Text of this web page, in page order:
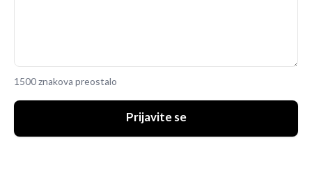
1500 znakova preostalo
Prijavite se